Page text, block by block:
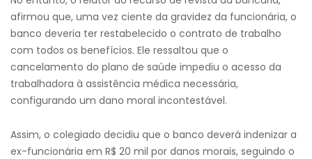
afirmou que, uma vez ciente da gravidez da funcionária, o
banco deveria ter restabelecido o contrato de trabalho
com todos os benefícios. Ele ressaltou que o
cancelamento do plano de saúde impediu o acesso da
trabalhadora à assistência médica necessária,
configurando um dano moral incontestável.
Assim, o colegiado decidiu que o banco deverá indenizar a
ex-funcionária em R$ 20 mil por danos morais, seguindo o